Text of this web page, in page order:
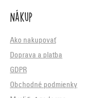
Nákup
Ako nakupovať
Doprava a platba
GDPR
Obchodné podmienky